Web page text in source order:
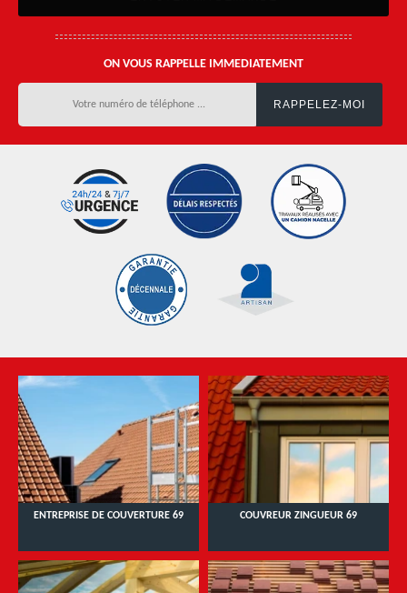
ON VOUS RAPPELLE IMMEDIATEMENT
ENTREPRISE DE COUVERTURE 69 COUVREUR ZINGUEUR 69